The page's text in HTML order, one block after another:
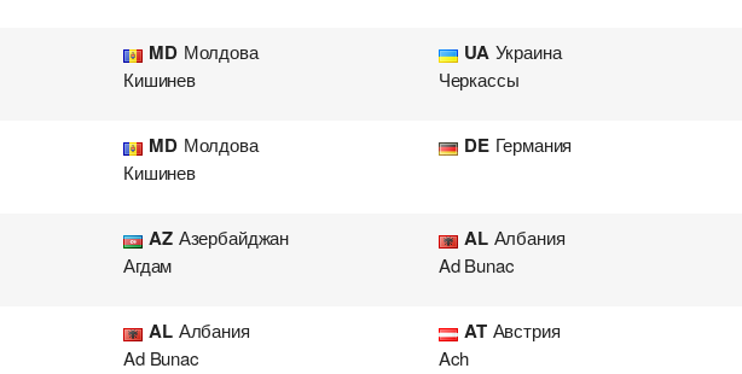
MD Молдова
Кишинев
UA Украина
Черкассы
MD Молдова
Кишинев
DE Германия
AZ Азербайджан
Агдам
AL Албания
Ad Bunac
AL Албания
Ad Bunac
AT Австрия
Ach